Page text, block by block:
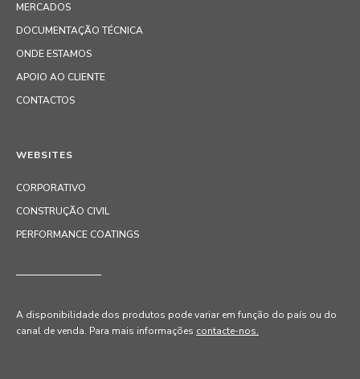
MERCADOS
DOCUMENTAÇÃO TÉCNICA
ONDE ESTAMOS
APOIO AO CLIENTE
CONTACTOS
WEBSITES
CORPORATIVO
CONSTRUÇÃO CIVIL
PERFORMANCE COATINGS
A disponibilidade dos produtos pode variar em função do país ou do
canal de venda. Para mais informações contacte-nos.